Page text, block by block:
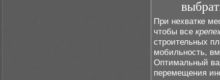
При нехватке
чтобы все
строительных
мобильность,
Оптимальный
перемещения